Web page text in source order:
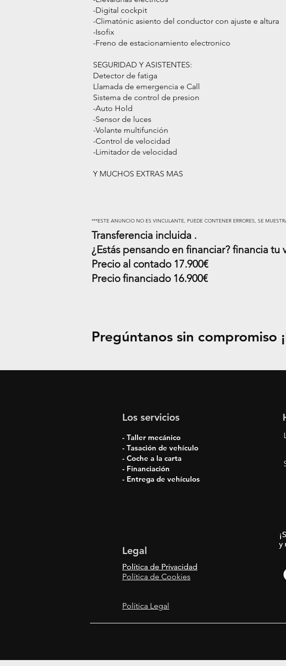
-Digital cockpit
-Climatónic asiento del conductor con ajuste e altura
-Isofix
-Freno de estacionamiento electronico
SEGURIDAD Y ASISTENTES:
Detector de fatiga
Llamada de emergencia e Call
Sistema de control de presion
-Auto Hold
-Sensor de luces
-Volante multifunción
-Control de velocidad
-Limitador de velocidad
Y MUCHOS EXTRAS MAS
***ESTE ANUNCIO NO ES VINCULANTE, PUEDE CONTENER ERRORES, SE
Transferencia incluida .
¿Estás pensando en financiar? financia
Precio al contado 17.900€
Precio financiado 16.900€
Pregúntanos sin compromiso
Los servicios
- Taller mecánico
- Tasación de vehículo
- Coche a la carta
- Financiación
- Entrega de vehículos
Legal
Política de Privacidad
Política de Privacidad
Política de Cookies
y
y
y
Política Legal